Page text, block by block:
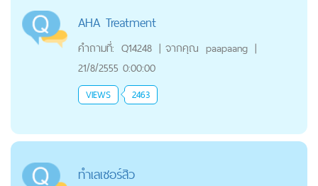
AHA Treatment
คำถามที่: Q14248 | จากคุณ paapaang |
21/8/2555 0:00:00
VIEWS 2463
ทำเลเซอร์สิว